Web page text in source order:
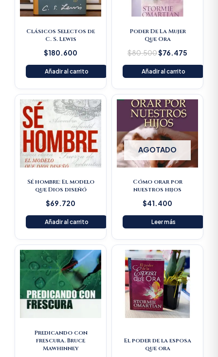
Clásicos Selectos de
C. S. Lewis
$180.600
Añadir al carrito
Poder De La Mujer
Que Ora
$80.500$76.475
Añadir al carrito
Sé hombre: El modelo
que Dios diseñó
$69.720
Añadir al carrito
AGOTADO
Cómo orar por
nuestros hijos
$41.400
Leer más
Predicando con
frescura. Bruce
Mawhinney
Original
price
was:
$61.600.
Current
price
is:
$58.520.
El poder de la esposa
que ora
Original
price
was:
$33.100.
Current
price
is:
$31.445.